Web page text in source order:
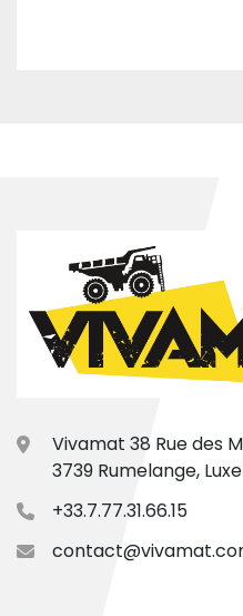
Vivamat 38 Rue des
3739 Rumelange,
+33.7.77.31.66.15